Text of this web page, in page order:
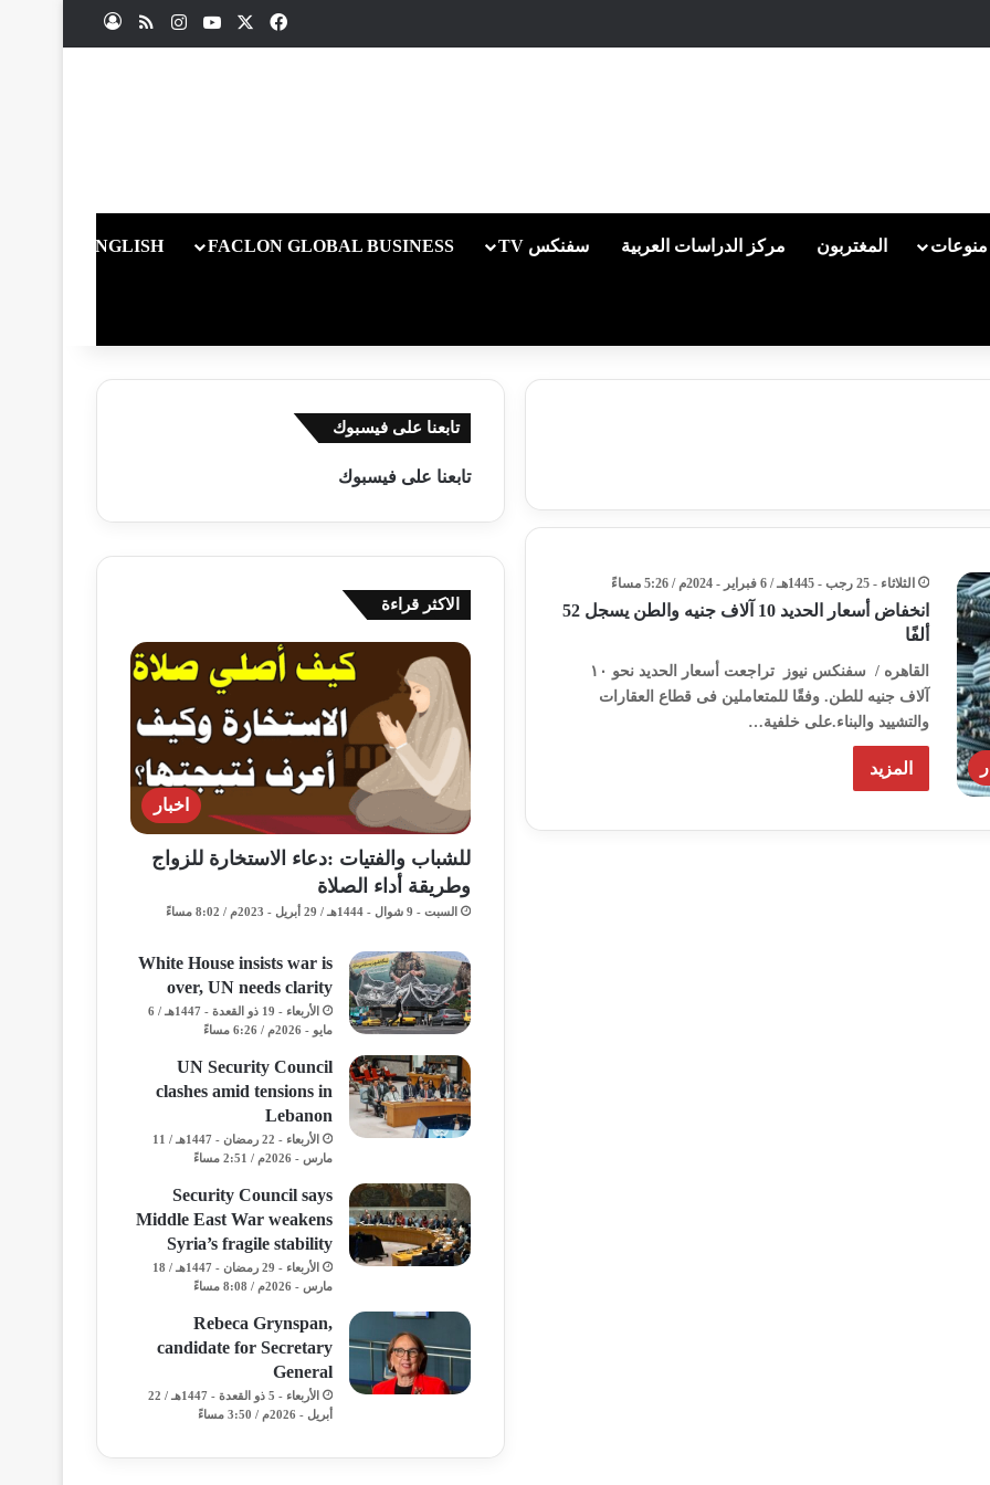
فيسبوك يوتيوبانستقرامملخص الموقع RSS
منوعات المغتربون مركز الدراسات العربية سفنكس TV FACLON GLOBAL BUSINESS
ENGLISH
الثلاثاء - 25 رجب - 1445هـ / 6 فبراير - 2024م / 5:26 مساءً
انخفاض أسعار الحديد 10 آلاف جنيه والطن يسجل 52
ألفًا
القاهره / سفنكس نيوز تراجعت أسعار الحديد نحو ١٠
آلاف جنيه للطن. وفقًا للمتعاملين فى قطاع العقارات
والتشييد والبناء.على خلفية…
المزيد
تابعنا على فيسبوك
تابعنا على فيسبوك
الاكثر قراءة
اخبار
للشباب والفتيات :دعاء الاستخارة للزواج
وطريقة أداء الصلاة
السبت - 9 شوال - 1444هـ / 29 أبريل - 2023م / 8:02 مساءً
White House insists war is
over, UN needs clarity
الأربعاء - 19 ذو القعدة - 1447هـ / 6
مايو - 2026م / 6:26 مساءً
UN Security Council
clashes amid tensions in
Lebanon
الأربعاء - 22 رمضان - 1447هـ / 11
مارس - 2026م / 2:51 مساءً
Security Council says
Middle East War weakens
Syria’s fragile stability
الأربعاء - 29 رمضان - 1447هـ / 18
مارس - 2026م / 8:08 مساءً
Rebeca Grynspan,
candidate for Secretary
General
الأربعاء - 5 ذو القعدة - 1447هـ / 22
أبريل - 2026م / 3:50 مساءً